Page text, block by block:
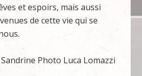
et espoirs, mais aussi
de cette vie qui se
Sandrine Photo Luca Lomazzi